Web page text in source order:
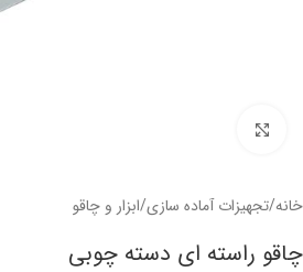
خانه/تجهیزات آماده سازی/ابزار و چاقو
چاقو راسته ای دسته چوبی